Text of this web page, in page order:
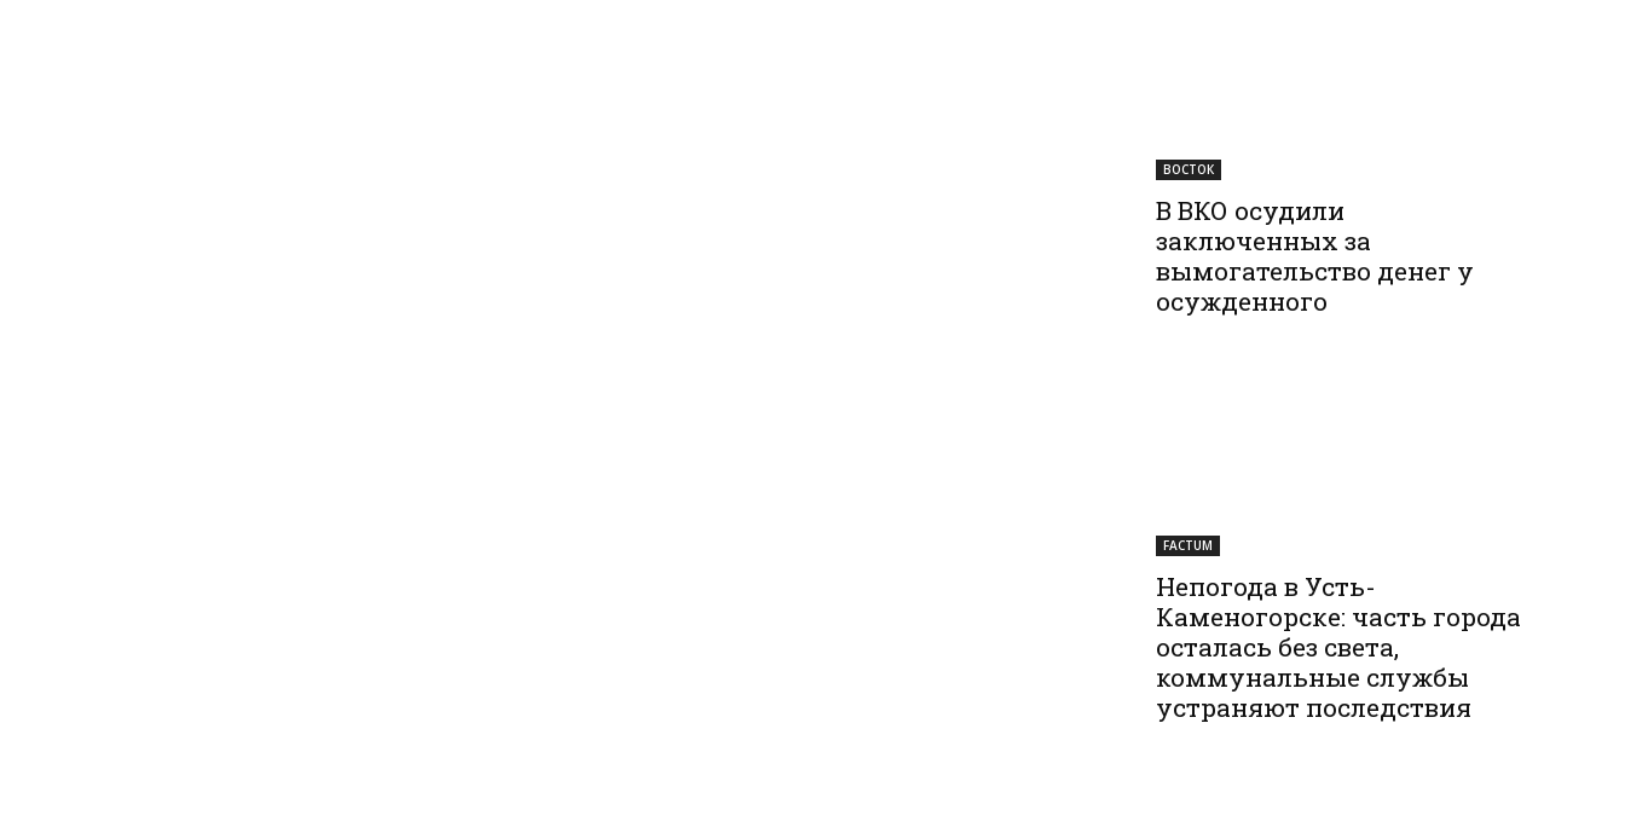
ВОСТОК
В ВКО осудили
заключенных за
вымогательство денег у
осужденного
FACTUM
Непогода в Усть-
Каменогорске: часть города
осталась без света,
коммунальные службы
устраняют последствия